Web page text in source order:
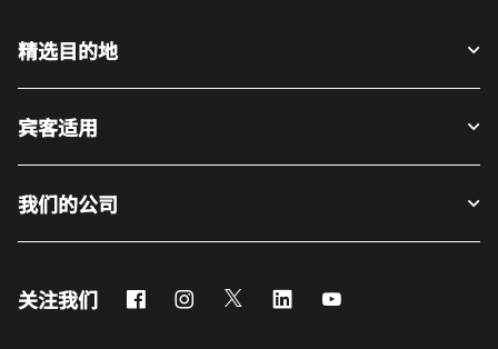
精选目的地
宾客适用
我们的公司
关注我们 FacebookInstagram
Twitter LinkedIn